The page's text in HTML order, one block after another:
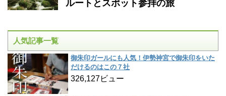
ルートとスポット参拝の旅
人気記事一覧
御朱印ガールにも人気！伊勢神宮で御朱印をいた
だけるのはこの７社
326,127ビュー